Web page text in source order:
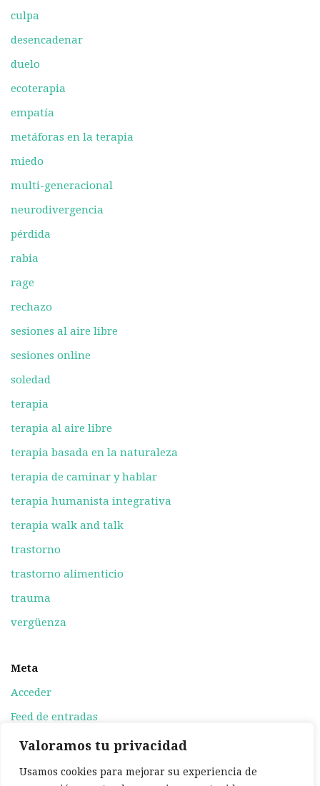
Valoramos tu privacidad
Usamos cookies para mejorar su experiencia de
culpa
desencadenar
duelo
ecoterapia
empatía
metáforas en la terapia
miedo
multi-generacional
neurodivergencia
pérdida
rabia
rage
rechazo
sesiones al aire libre
sesiones online
soledad
terapia
terapia al aire libre
terapia basada en la naturaleza
terapia de caminar y hablar
terapia humanista integrativa
terapia walk and talk
trastorno
trastorno alimenticio
trauma
vergüenza
Meta
Acceder
Feed de entradas
Feed de comentarios
WordPress.org